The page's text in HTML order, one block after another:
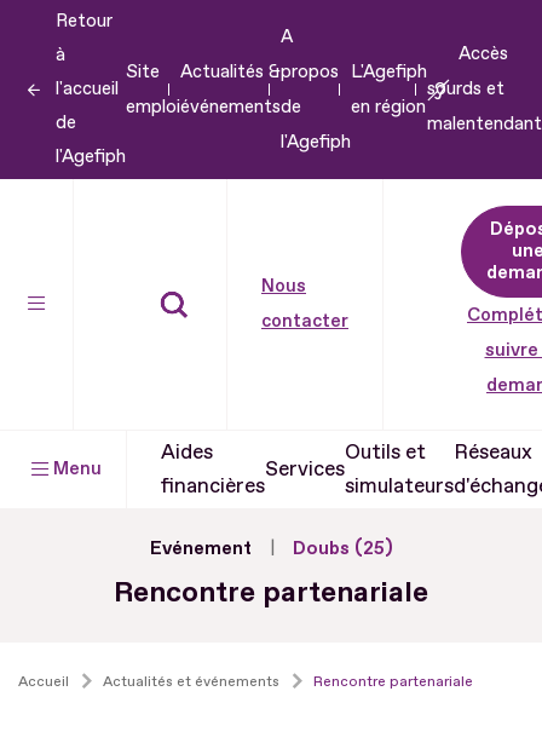
contenu
Retour
à
l'accueil
de
l'Agefiph
Site
emploi
Actualités &
événements
A
propos
de
l'Agefiph
L'Agefiph
en région
Accès
sourds et
Nous
contacter
suivre
Menu
Aides
financières
Services
Outils et
simulateurs
Réseaux
Evénement Doubs (25)
Rencontre partenariale
Accueil Actualités et événements Rencontre partenariale